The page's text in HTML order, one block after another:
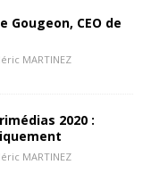
Gougeon, CEO de
MARTINEZ
2020 :
MARTINEZ